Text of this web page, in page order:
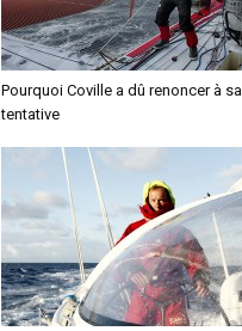
Pourquoi Coville a dû renoncer à sa
tentative